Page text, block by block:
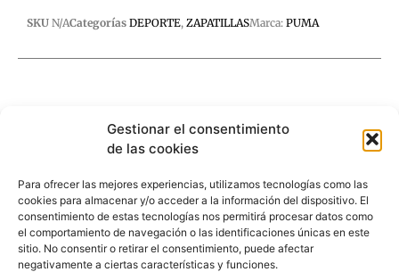
Gestionar el consentimiento
de las cookies
Para ofrecer las mejores experiencias, utilizamos tecnologías como las
cookies para almacenar y/o acceder a la información del dispositivo. El
consentimiento de estas tecnologías nos permitirá procesar datos como
el comportamiento de navegación o las identificaciones únicas en este
sitio. No consentir o retirar el consentimiento, puede afectar
negativamente a ciertas características y funciones.
SKU N/ACategorías DEPORTE, ZAPATILLASMarca: PUMA
Descripción Información adicional
Valoraciones (0)
Descripción